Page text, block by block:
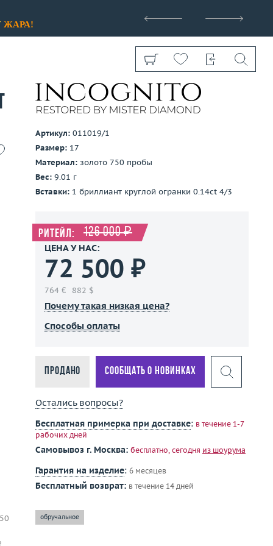
ЖАРА!
Артикул: 011019/1
Размер: 17
Материал: золото 750 пробы
Вес: 9.01 г
Вставки: 1 бриллиант круглой огранки 0.14ct 4/3
Ритейл: 126 000 ₽
ЦЕНА У НАС:
72 500 ₽
764 € 882 $
Почему такая низкая цена?
Способы оплаты
Продано Сообщать о новинках
Остались вопросы?
Бесплатная примерка при доставке: в течение 1-7
рабочих дней
Самовывоз г. Москва: бесплатно, сегодня из шоурума
Гарантия на изделие: 6 месяцев
Бесплатный возврат: в течение 14 дней
обручальное